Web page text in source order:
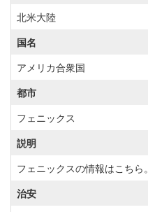
北米大陸
国名
アメリカ合衆国
都市
フェニックス
説明
フェニックスの情報はこちら。
治安